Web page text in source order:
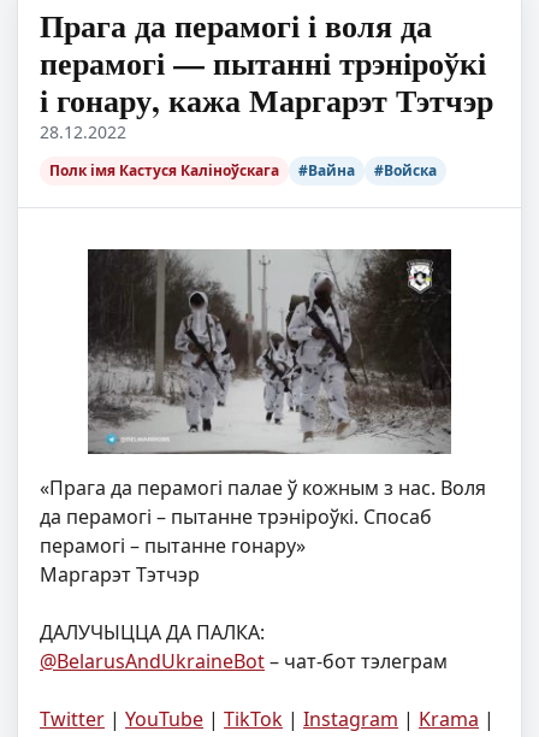
Прага да перамогі і воля да
перамогі — пытанні трэніроўкі
і гонару, кажа Маргарэт Тэтчэр
28.12.2022
Полк імя Кастуся Каліноўскага #Вайна #Войска
«Прага да перамогі палае ў кожным з нас. Воля
да перамогі – пытанне трэніроўкі. Спосаб
перамогі – пытанне гонару»
Маргарэт Тэтчэр
ДАЛУЧЫЦЦА ДА ПАЛКА:
@BelarusAndUkraineBot– чат-бот тэлеграм
Twitter | YouTube | TikTok | Instagram | Krama |